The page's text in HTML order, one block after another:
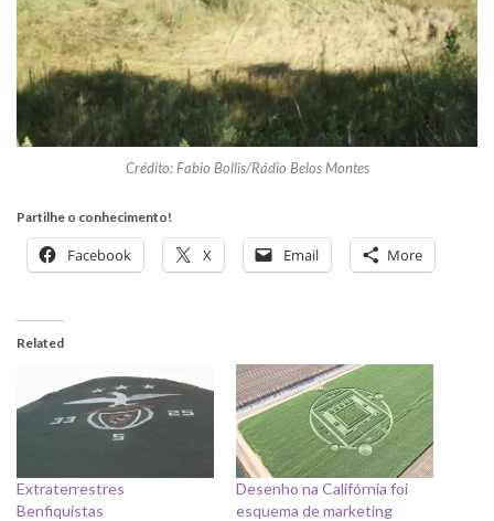
Crédito: Fabio Bollis/Rádio Belos Montes
Partilhe o conhecimento!
Facebook X Email More
Related
Extraterrestres
Benfiquistas
Desenho na Califórnia foi
esquema de marketing